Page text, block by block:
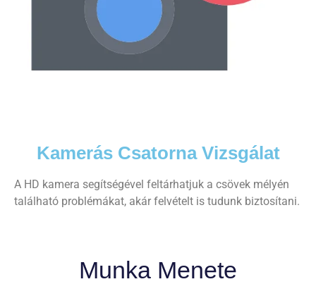
Kamerás Csatorna Vizsgálat
A HD kamera segítségével feltárhatjuk a csövek mélyén
található problémákat, akár felvételt is tudunk biztosítani.
Munka Menete